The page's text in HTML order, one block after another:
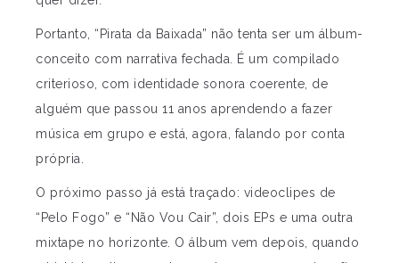
Portanto, “Pirata da Baixada” não tenta ser um álbum-
conceito com narrativa fechada. É um compilado
criterioso, com identidade sonora coerente, de
alguém que passou 11 anos aprendendo a fazer
música em grupo e está, agora, falando por conta
própria.
O próximo passo já está traçado: videoclipes de
“Pelo Fogo” e “Não Vou Cair”, dois EPs e uma outra
mixtape no horizonte. O álbum vem depois, quando